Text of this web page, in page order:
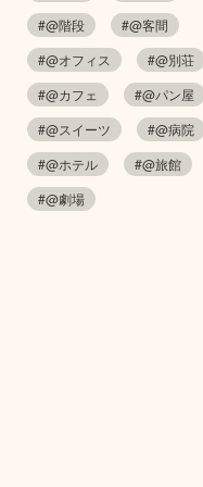
#@階段
#@客間
#@オフィス
#@別荘
#@カフェ
#@パン屋
#@スイーツ
#@病院
#@ホテル
#@旅館
#@劇場